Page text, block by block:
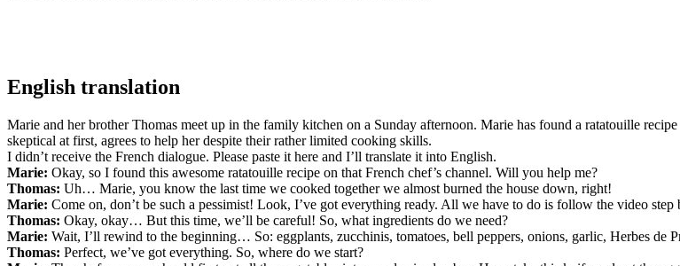
English translation
Marie and her brother Thomas meet up in the family kitchen on a Sunday afternoon. Marie has found a ratatouille
skeptical at first, agrees to help her despite their rather limited cooking skills.
I didn’t receive the French dialogue. Please paste it here and I’ll translate it into English.
Marie: Okay, so I found this awesome ratatouille recipe on that French chef’s channel. Will you help me?
Thomas: Uh… Marie, you know the last time we cooked together we almost burned the house down, right!
Marie: Come on, don’t be such a pessimist! Look, I’ve got everything ready. All we have to do is follow the video step
Thomas: Okay, okay… But this time, we’ll be careful! So, what ingredients do we need?
Marie: Wait, I’ll rewind to the beginning… So: eggplants, zucchinis, tomatoes, bell peppers, onions, garlic, Herbes
Thomas: Perfect, we’ve got everything. So, where do we start?